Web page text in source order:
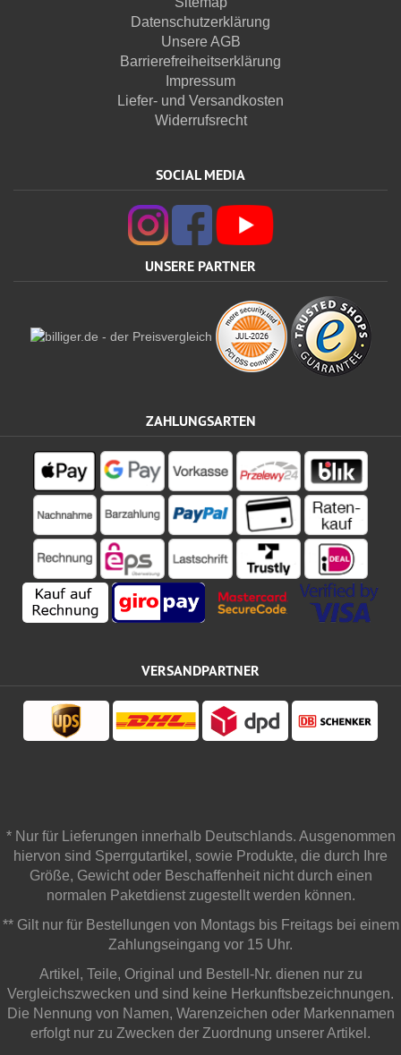
Datenschutzerklärung
Unsere AGB
Barrierefreiheitserklärung
Impressum
Liefer- und Versandkosten
Widerrufsrecht
SOCIAL MEDIA
UNSERE PARTNER
ZAHLUNGSARTEN
VERSANDPARTNER
* Nur für Lieferungen innerhalb Deutschlands. Ausgenommen
hiervon sind Sperrgutartikel, sowie Produkte, die durch Ihre
Größe, Gewicht oder Beschaffenheit nicht durch einen
normalen Paketdienst zugestellt werden können.
** Gilt nur für Bestellungen von Montags bis Freitags bei einem
Zahlungseingang vor 15 Uhr.
Artikel, Teile, Original und Bestell-Nr. dienen nur zu
Vergleichszwecken und sind keine Herkunftsbezeichnungen.
Die Nennung von Namen, Warenzeichen oder Markennamen
erfolgt nur zu Zwecken der Zuordnung unserer Artikel.